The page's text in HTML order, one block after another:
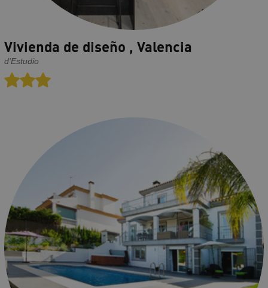
Vivienda de diseño , Valencia
d'Estudio